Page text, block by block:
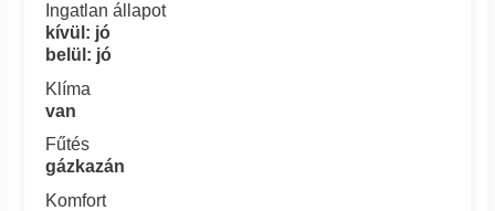
Ingatlan állapot
kívül: jó
belül: jó
Klíma
van
Fűtés
gázkazán
Komfort